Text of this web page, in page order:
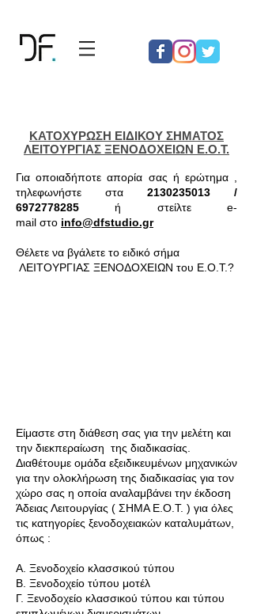
KATOXYΡΩΣΗ ΕΙΔΙΚΟΥ ΣΗΜΑΤΟΣ
ΛΕΙΤΟΥΡΓΙΑΣ ΞΕΝΟΔΟΧΕΙΩΝ Ε.Ο.Τ.
Για οποιαδήποτε απορία σας ή ερώτημα ,
τηλεφωνήστε στα 2130235013 /
6972778285 ή στείλτε e-
mail στο info@dfstudio.gr
Θέλετε να βγάλετε το ειδικό σήμα
ΛΕΙΤΟΥΡΓΙΑΣ ΞΕΝΟΔΟΧΕΙΩΝ του Ε.Ο.Τ.?
Είμαστε στη διάθεση σας για την μελέτη και
την διεκπεραίωση της διαδικασίας.
Διαθέτουμε ομάδα εξειδικευμένων μηχανικών
για την ολοκλήρωση της διαδικασίας για τον
χώρο σας η οποία αναλαμβάνει την έκδοση
Άδειας Λειτουργίας ( ΣΗΜΑ Ε.Ο.Τ. ) για όλες
τις κατηγορίες ξενοδοχειακών καταλυμάτων,
όπως :
Α. Ξενοδοχείο κλασσικού τύπου
Β. Ξενοδοχείο τύπου μοτέλ
Γ. Ξενοδοχείο κλασσικού τύπου και τύπου